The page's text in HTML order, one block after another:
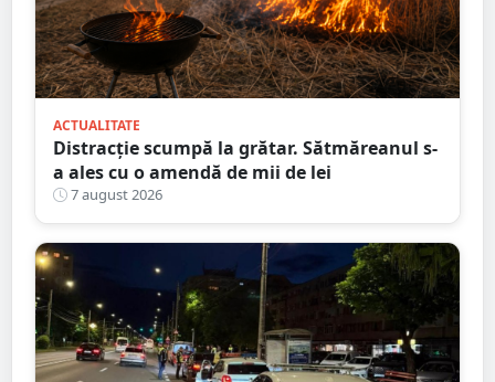
ACTUALITATE
Distracție scumpă la grătar. Sătmăreanul s-
a ales cu o amendă de mii de lei
7 august 2026